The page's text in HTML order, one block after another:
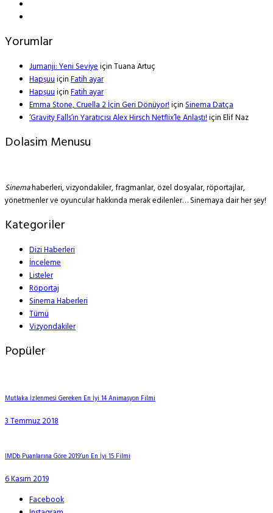
Yorumlar
Jumanji: Yeni SeviyeiçinTuana Artuç
HapşuuiçinFatih ayar
HapşuuiçinFatih ayar
Emma Stone, Cruella 2 İçin Geri Dönüyor!içinSinema Datça
‘Gravity Falls’ın Yaratıcısı Alex Hirsch Netflix’le Anlaştı!içinElif Naz
Dolasim Menusu
Sinemahaberleri, vizyondakiler, fragmanlar, özel dosyalar, röportajlar,
yönetmenler ve oyuncular hakkında merak edilenler… Sinemaya dair her şey!
Kategoriler
Dizi Haberleri
İnceleme
Listeler
Röportaj
Sinema Haberleri
Tümü
Vizyondakiler
Popüler
Mutlaka İzlenmesi Gereken En İyi 14 Animasyon Filmi
3 Temmuz 2018
IMDb Puanlarına Göre 2019’un En İyi 15 Filmi
6 Kasım 2019
Facebook